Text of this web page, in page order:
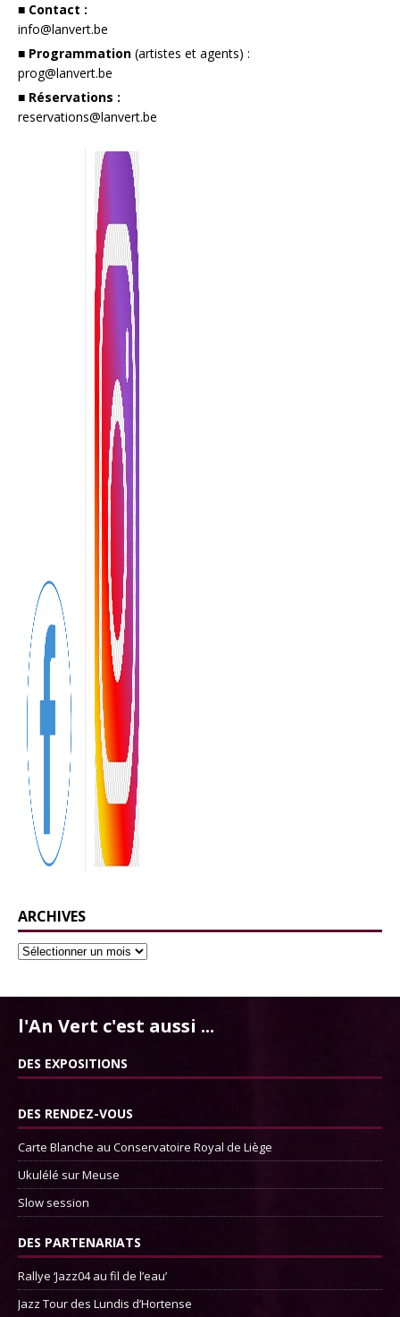
■ Contact :
info@lanvert.be
■ Programmation (artistes et agents) :
prog@lanvert.be
■ Réservations :
reservations@lanvert.be
ARCHIVES
l'An Vert c'est aussi ...
DES EXPOSITIONS
DES RENDEZ-VOUS
Carte Blanche au Conservatoire Royal de Liège
Ukulélé sur Meuse
Slow session
DES PARTENARIATS
Rallye ‘Jazz04 au fil de l’eau’
Jazz Tour des Lundis d’Hortense